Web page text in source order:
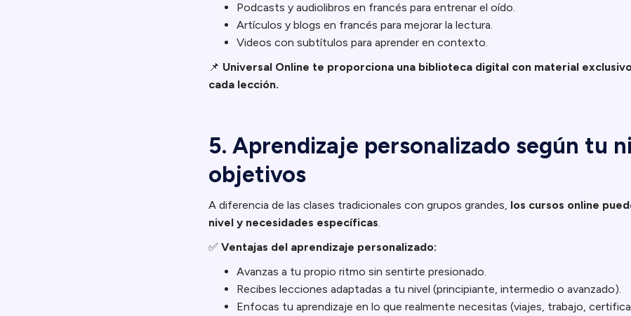
Podcasts y audiolibros en francés para entrenar el oído.
Artículos y blogs en francés para mejorar la lectura.
Videos con subtítulos para aprender en contexto.
📌 Universal Online te proporciona una biblioteca digital con material
cada lección.
5. Aprendizaje personalizado según tu
objetivos
A diferencia de las clases tradicionales con grupos grandes, los cursos online
nivel y necesidades específicas.
✅ Ventajas del aprendizaje personalizado:
Avanzas a tu propio ritmo sin sentirte presionado.
Recibes lecciones adaptadas a tu nivel (principiante, intermedio o avanzado).
Enfocas tu aprendizaje en lo que realmente necesitas (viajes, trabajo,